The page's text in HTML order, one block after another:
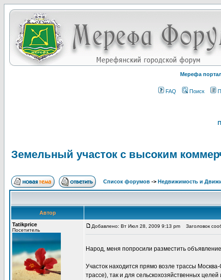
Мерефа
FAQ Поиск
Земельный участок с высоким
Список форумов -> Недвижимость и
Автор
Tatikprice
Посетитель
Добавлено: Вт Июл 28, 2009 9:13 pm Заголовок
Народ, меня попросили разместить
Участок находится прямо возле трассы
трассе), так и для сельскохозяйственных